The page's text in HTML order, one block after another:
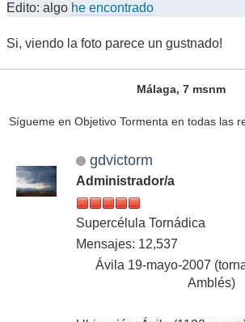
Edito: algo he encontrado
Si, viendo la foto parece un gustnado!
Málaga, 7 msnm
Sígueme en Objetivo Tormenta en todas las
gdvictorm
Administrador/a
Supercélula Tornádica
Mensajes: 12,537
Ávila 19-mayo-2007
Amblés)